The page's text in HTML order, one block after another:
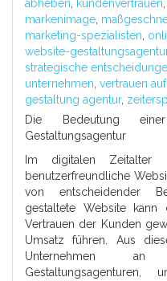
abheben, kundenvertrauen,
markenimage,
marketing-spezialisten,
website-
strategische
unternehmen, vertrauen
gestaltung agentur,
Die Bedeutung
Gestaltungsagentur
Im digitalen Zeitalter
benutzerfreundliche
von entscheidender
gestaltete Website kann
Vertrauen der Kunden
Umsatz führen. Aus
Unternehmen an